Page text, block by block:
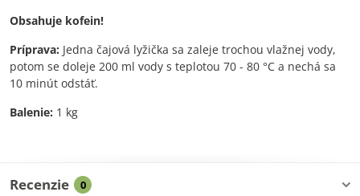
Obsahuje kofein!
Príprava: Jedna čajová lyžička sa zaleje trochou vlažnej vody,
potom se doleje 200 ml vody s teplotou 70 - 80 °C a nechá sa
10 minút odstáť.
Balenie: 1 kg
Recenzie 0